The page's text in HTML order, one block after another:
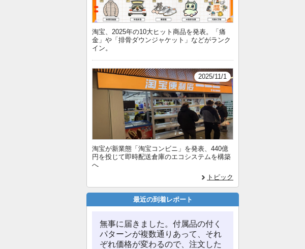
淘宝、2025年の10大ヒット商品を発表。「痛
金」や「排骨ダウンジャケット」などがランク
イン。
2025/11/1
淘宝が新業態「淘宝コンビニ」を発表、440億
円を投じて即時配送倉庫のエコシステムを構築
へ
トピック
最近の到着レポート
無事に届きました。付属品の付く
パターンが複数通りあって、それ
ぞれ価格が変わるので、注文した